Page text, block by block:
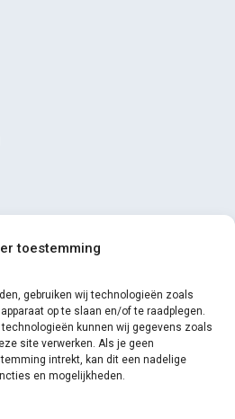
toestemming
gebruiken wij technologieën zoals
op te slaan en/of te raadplegen.
kunnen wij gegevens zoals
site verwerken. Als je geen
intrekt, kan dit een nadelige
en mogelijkheden.
auf 6 Bewertungen)
17%
0%
0%